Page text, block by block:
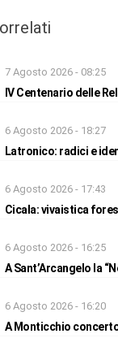
7 Agosto 2026 - 08:25
IV Centenario delle
6 Agosto 2026 - 18:27
Latronico: radici e
6 Agosto 2026 - 17:43
Cicala: vivaistica
6 Agosto 2026 - 16:25
A Sant’Arcangelo la
6 Agosto 2026 - 16:20
A Monticchio